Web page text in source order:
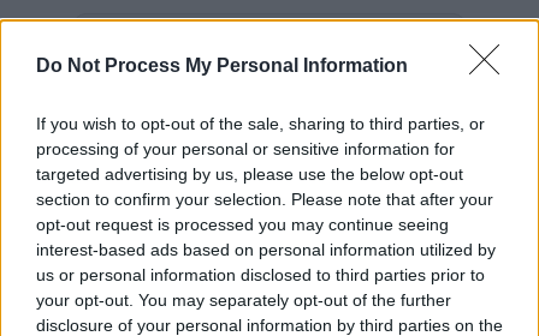
Do Not Process My Personal Information
If you wish to opt-out of the sale, sharing to third parties, or
processing of your personal or sensitive information for
targeted advertising by us, please use the below opt-out
section to confirm your selection. Please note that after your
opt-out request is processed you may continue seeing
interest-based ads based on personal information utilized by
us or personal information disclosed to third parties prior to
your opt-out. You may separately opt-out of the further
disclosure of your personal information by third parties on the
αγαπητούς και βραβευμένους σταρ του
Χόλιγουντ,απέδειξε για ακόμη μία φορά πως
η φήμη δεν είναι εμπόδιο για να παραμείνει
κανείς προσγειωμένος.
ΔΙΑΒΑΣΤΕ ΕΠΙΣΗΣ